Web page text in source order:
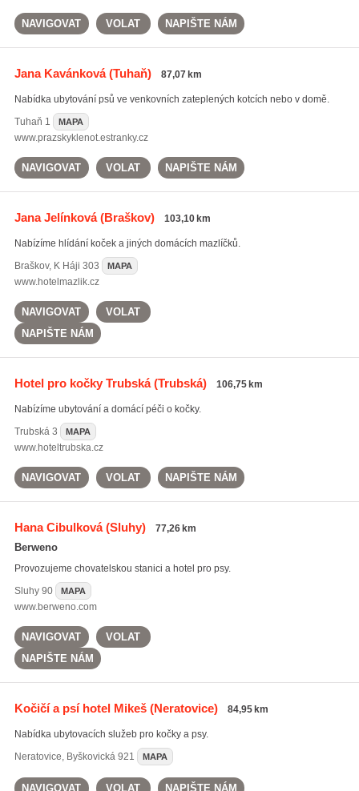
NAVIGOVAT VOLAT NAPIŠTE NÁM
Jana Kavánková(Tuhaň) 87,07 km
Nabídka ubytování psů ve venkovních zateplených kotcích nebo v domě.
Tuhaň 1 MAPA
www.prazskyklenot.estranky.cz
NAVIGOVAT VOLAT NAPIŠTE NÁM
Jana Jelínková(Braškov) 103,10 km
Nabízíme hlídání koček a jiných domácích mazlíčků.
Braškov, K Háji 303 MAPA
www.hotelmazlik.cz
NAVIGOVAT
VOLAT
NAPIŠTE NÁM
Hotel pro kočky Trubská(Trubská) 106,75 km
Nabízíme ubytování a domácí péči o kočky.
Trubská3 MAPA
www.hoteltrubska.cz
NAVIGOVAT VOLAT NAPIŠTE NÁM
Hana Cibulková(Sluhy) 77,26 km
Berweno
Provozujeme chovatelskou stanici a hotel pro psy.
Sluhy90 MAPA
www.berweno.com
NAVIGOVAT
VOLAT
NAPIŠTE NÁM
Kočičí a psí hotel Mikeš(Neratovice) 84,95 km
Nabídka ubytovacích služeb pro kočky a psy.
Neratovice, Byškovická 921 MAPA
NAVIGOVAT VOLAT NAPIŠTE NÁM